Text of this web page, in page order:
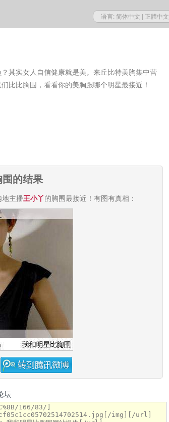
语言: 简体中文 | 正體中文
其实女人自信健康就是美。来丘比特美胸集中营
比比胸围，看看你的美胸跟哪个明星最接近！
的结果
主播王小丫的胸围最接近！有图有真相：
坛